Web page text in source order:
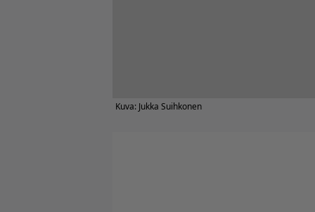
Kuva: Jukka Suihkonen